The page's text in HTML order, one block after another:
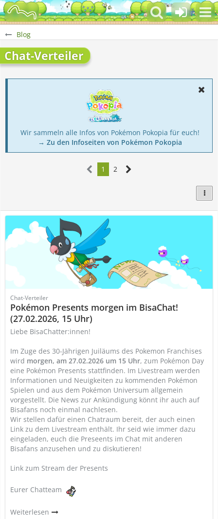
Blog
Chat-Verteiler
Wir sammeln alle Infos von Pokémon Pokopia für euch!
→ Zu den Infoseiten von Pokémon Pokopia
1 2
Chat-Verteiler
Pokémon Presents morgen im BisaChat!
(27.02.2026, 15 Uhr)
Liebe BisaChatter:innen!
Im Zuge des 30-Jährigen Juiläums des Pokemon Franchises
wird morgen, am 27.02.2026 um 15 Uhr, zum Pokémon Day
eine Pokémon Presents stattfinden. Im Livestream werden
Informationen und Neuigkeiten zu kommenden Pokémon
Spielen und aus dem Pokémon Universum allgemein
vorgestellt. Die News zur Ankündigung könnt ihr auch auf
Bisafans noch einmal nachlesen.
Wir stellen dafür einen Chatraum bereit, der auch einen
Link zu dem Livestream enthält. Ihr seid wie immer dazu
eingeladen, euch die Preseents im Chat mit anderen
Bisafans anzusehen und zu diskutieren!
Link zum Stream der Presents
Eurer Chatteam
Weiterlesen